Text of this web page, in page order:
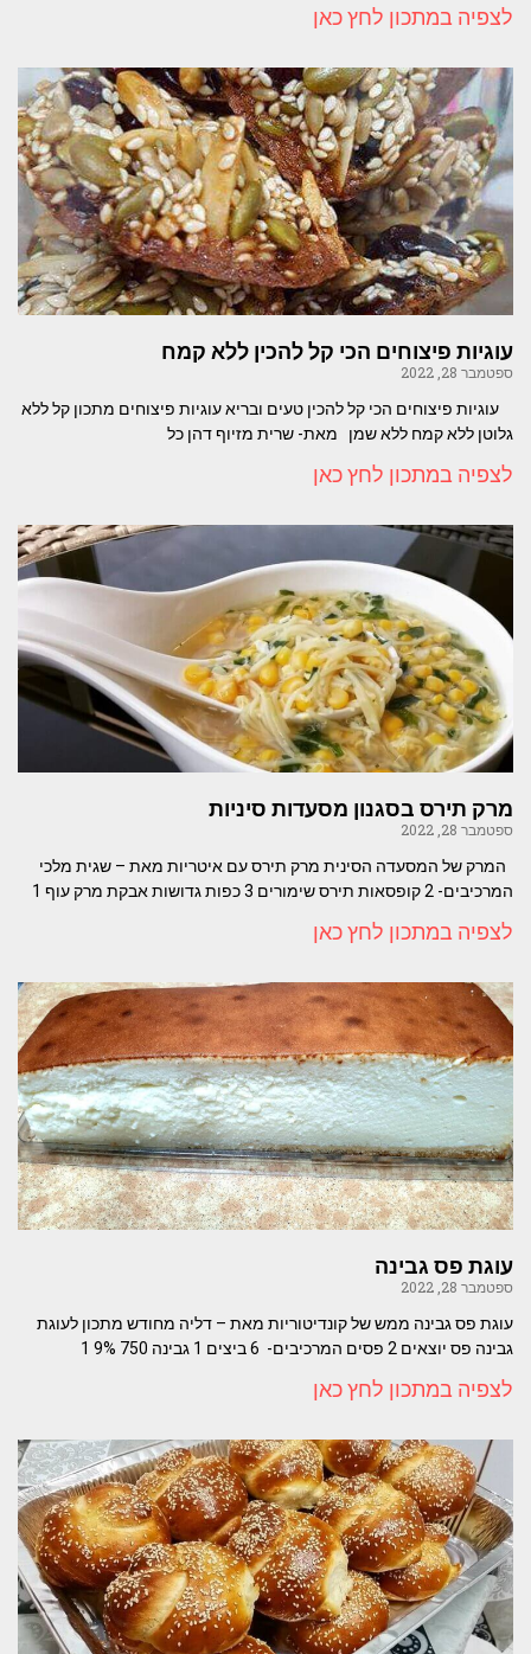
לצפיה במתכון לחץ כאן
עוגיות פיצוחים הכי קל להכין ללא קמח
ספטמבר 28, 2022
עוגיות פיצוחים הכי קל להכין טעים ובריא עוגיות פיצוחים מתכון קל ללא
גלוטן ללא קמח ללא שמן מאת- שרית מזיוף דהן כל
לצפיה במתכון לחץ כאן
מרק תירס בסגנון מסעדות סיניות
ספטמבר 28, 2022
המרק של המסעדה הסינית מרק תירס עם איטריות מאת – שגית מלכי
המרכיבים- 2 קופסאות תירס שימורים 3 כפות גדושות אבקת מרק עוף 1
לצפיה במתכון לחץ כאן
עוגת פס גבינה
ספטמבר 28, 2022
עוגת פס גבינה ממש של קונדיטוריות מאת – דליה מחודש מתכון לעוגת
גבינה פס יוצאים 2 פסים המרכיבים- 6 ביצים 1 גבינה 750 9% 1
לצפיה במתכון לחץ כאן